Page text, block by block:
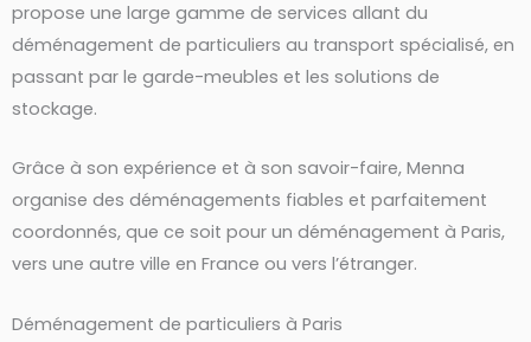
propose une large gamme de services allant du
déménagement de particuliers au transport spécialisé, en
passant par le garde-meubles et les solutions de
stockage.
Grâce à son expérience et à son savoir-faire, Menna
organise des déménagements fiables et parfaitement
coordonnés, que ce soit pour un déménagement à Paris,
vers une autre ville en France ou vers l’étranger.
Déménagement de particuliers à Paris